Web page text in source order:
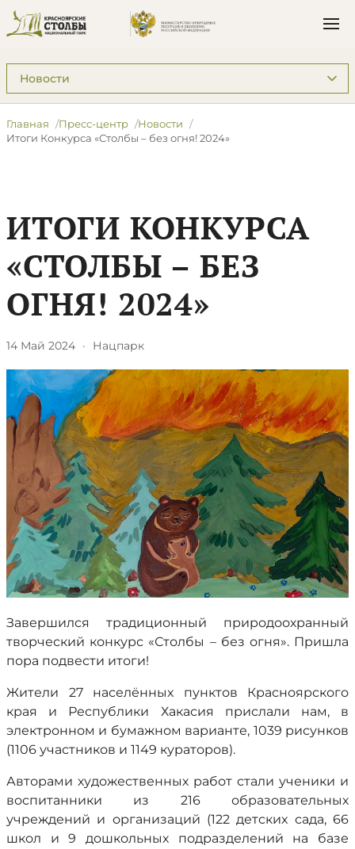
Подразделы: Пресс-центр
Главная Пресс-центр
Новости
​Итоги Конкурса «Столбы – без огня! 2024»
​ИТОГИ КОНКУРСА
«СТОЛБЫ – БЕЗ
ОГНЯ! 2024»
14 Май 2024 · Нацпарк
Завершился традиционный природоохранный
творческий конкурс «Столбы – без огня». Пришла
пора подвести итоги!
Жители 27 населённых пунктов Красноярского
края и Республики Хакасия прислали нам, в
электронном и бумажном варианте, 1039 рисунков
(1106 участников и 1149 кураторов).
Авторами художественных работ стали ученики и
воспитанники из 216 образовательных
учреждений и организаций (122 детских сада, 66
школ и 9 дошкольных подразделений на базе